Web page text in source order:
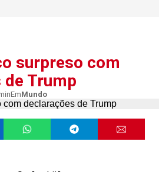
surpreso com
Trump
EmMundo